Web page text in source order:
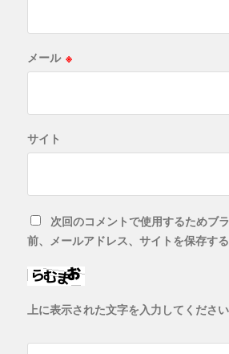
メール ※
サイト
次回のコメントで使用するためブ
前、メールアドレス、サイトを保存する
上に表示された文字を入力してください